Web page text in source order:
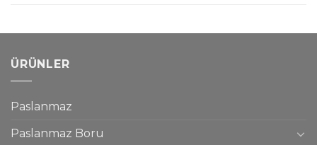
ÜRÜNLER
Paslanmaz
Paslanmaz Boru